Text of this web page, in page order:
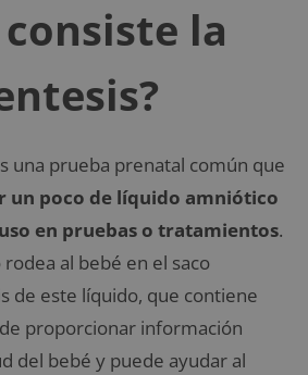
consiste la
una prueba prenatal común que
un poco de líquido amniótico
en pruebas o tratamientos.
al bebé en el saco
de este líquido, que contiene
proporcionar información
del bebé y puede ayudar al